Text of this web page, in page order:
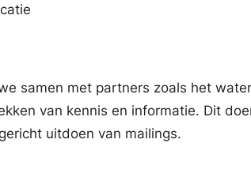
samen met partners zoals het
van kennis en informatie. Dit
uitdoen van mailings.